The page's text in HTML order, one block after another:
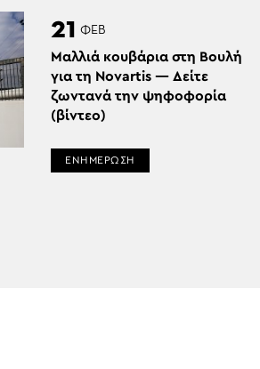
21 ΦΕΒ
Μαλλιά κουβάρια στη Βουλή
για τη Novartis — Δείτε
ζωντανά την ψηφοφορία
(βίντεο)
ΕΝΗΜΕΡΩΣΗ